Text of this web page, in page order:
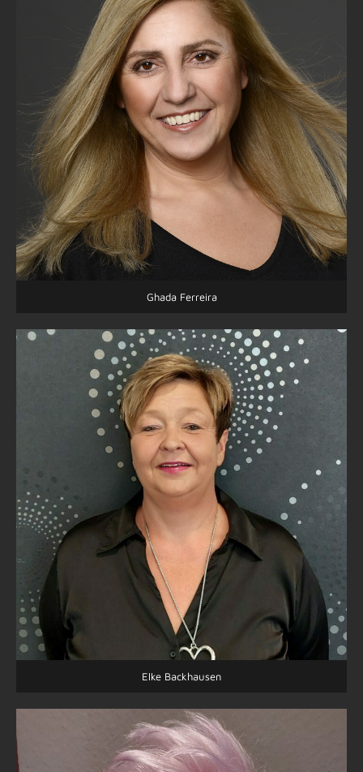
Ghada Ferreira
Elke Backhausen